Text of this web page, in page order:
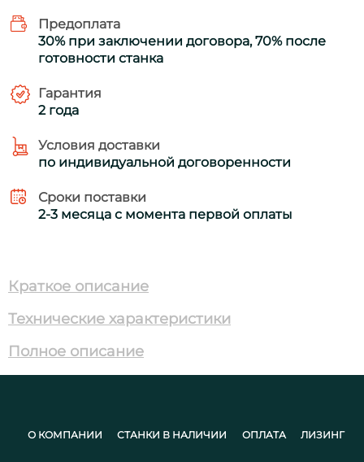
Предоплата
30% при заключении договора, 70% после
готовности станка
Гарантия
2 года
Условия доставки
по индивидуальной договоренности
Сроки поставки
2-3 месяца с момента первой оплаты
Краткое описание
Технические характеристики
Полное описание
О КОМПАНИИ СТАНКИ В НАЛИЧИИ ОПЛАТА ЛИЗИНГ